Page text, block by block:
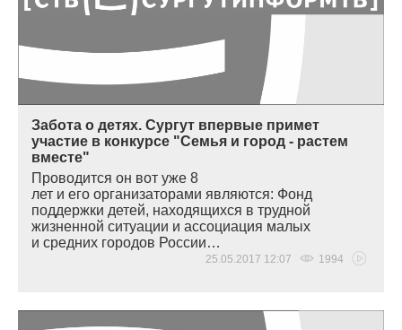
Забота о детях. Сургут впервые примет
участие в конкурсе "Семья и город - растем
вместе"
Проводится он вот уже 8
лет и его организаторами являются: Фонд
поддержки детей, находящихся в трудной
жизненной ситуации и ассоциация малых
и средних городов России…
25.05.2017 12:07 1994